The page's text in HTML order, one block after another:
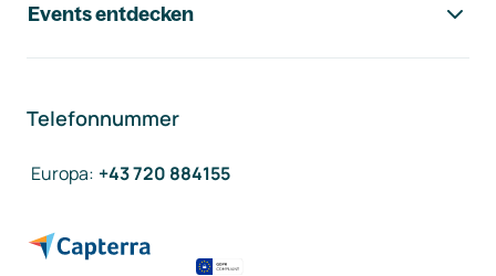
Events entdecken
Telefonnummer
Europa: +43 720 884155